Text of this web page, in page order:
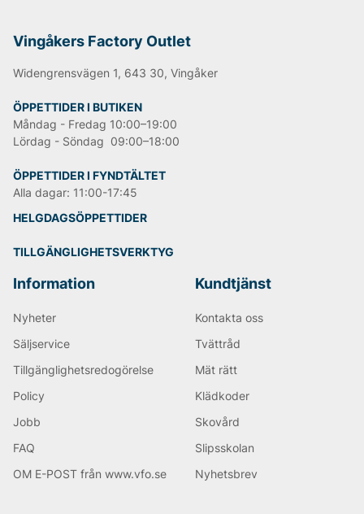
Andra populära varumärken:
LEE
NN07
Tiger of Sweden
Replay
Oscar Jacobson
Vingåkers Factory Outlet
Widengrensvägen 1, 643 30, Vingåker
ÖPPETTIDER I BUTIKEN
Måndag - Fredag 10:00–19:00
Lördag - Söndag 09:00–18:00
ÖPPETTIDER I FYNDTÄLTET
Alla dagar: 11:00-17:45
HELGDAGSÖPPETTIDER
TILLGÄNGLIGHETSVERKTYG
Information
Nyheter
Säljservice
Tillgänglighetsredogörelse
Policy
Jobb
FAQ
OM E-POST från www.vfo.se
Kundtjänst
Kontakta oss
Tvättråd
Mät rätt
Klädkoder
Skovård
Slipsskolan
Nyhetsbrev